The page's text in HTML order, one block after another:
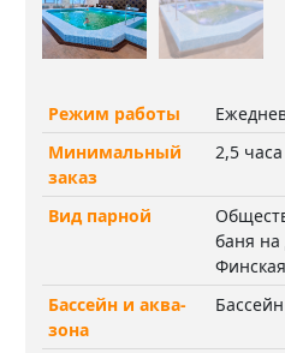
Режим работы
Минимальный
заказ
2,5 часа
Вид парной
баня на
Бассейн и аква-
зона